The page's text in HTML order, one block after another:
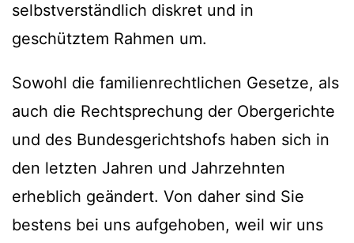
selbstverständlich diskret und in
geschütztem Rahmen um.
Sowohl die familienrechtlichen Gesetze, als
auch die Rechtsprechung der Obergerichte
und des Bundesgerichtshofs haben sich in
den letzten Jahren und Jahrzehnten
erheblich geändert. Von daher sind Sie
bestens bei uns aufgehoben, weil wir uns